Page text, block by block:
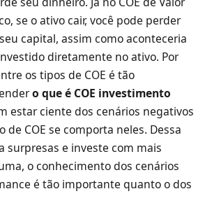
se o ativo cair, você pode perder
capital, assim como aconteceria
diretamente no ativo. Por
os tipos de COE é tão
o que é COE investimento
estar ciente dos cenários negativos
de COE se comporta neles. Dessa
surpresas e investe com mais
o conhecimento dos cenários
é tão importante quanto o dos